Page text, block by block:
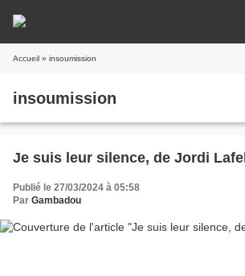
Accueil » insoumission
insoumission
Je suis leur silence, de Jordi
Publié le 27/03/2024 à 05:58
Par Gambadou